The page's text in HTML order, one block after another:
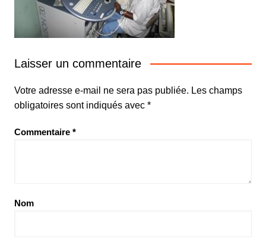
Laisser un commentaire
Votre adresse e-mail ne sera pas publiée. Les champs
obligatoires sont indiqués avec *
Commentaire *
Nom